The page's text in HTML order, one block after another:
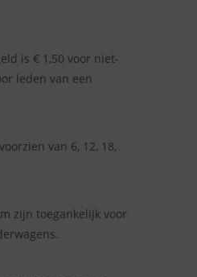
is € 1,50 voor niet-
leden van een
van 6, 12, 18,
zijn toegankelijk voor